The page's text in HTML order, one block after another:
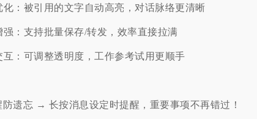
化：被引用的文字自动高亮，对话脉络更清晰
强：支持批量保存/转发，效率直接拉满
互：可调整透明度，工作参考试用更顺手
遗忘 → 长按消息设定时提醒，重要事项不再错过！